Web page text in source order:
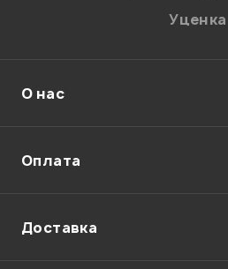
Отправить
Уценка
О нас
Оплата
Доставка